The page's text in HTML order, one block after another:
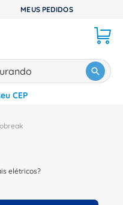
MEUS PEDIDOS
CEP
elétricos?